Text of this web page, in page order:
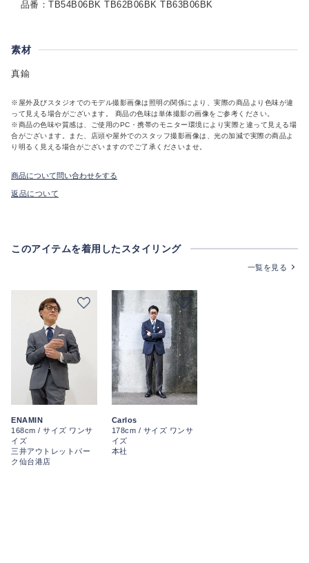
品番：TB54B06BK TB62B06BK TB63B06BK
素材
真鍮
※屋外及びスタジオでのモデル撮影画像は照明の関係により、実際の商品より色味が違
って見える場合がございます。 商品の色味は単体撮影の画像をご参考ください。
※商品の色味や質感は、ご使用のPC・携帯のモニター環境により実際と違って見える場
合がございます。また、店頭や屋外でのスタッフ撮影画像は、光の加減で実際の商品よ
り明るく見える場合がございますのでご了承くださいませ。
商品について問い合わせをする
返品について
このアイテムを着用したスタイリング
一覧を見る
ENAMIN
168cm / サイズ ワンサ
イズ
三井アウトレットパー
ク仙台港店
Carlos
178cm / サイズ ワンサ
イズ
本社